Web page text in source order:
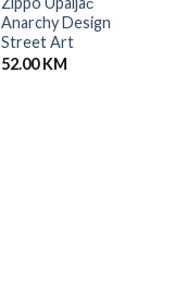
Anarchy Design
Street Art
52.00KM